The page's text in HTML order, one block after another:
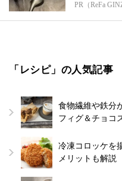
PR（ReFa
「レシピ」の人気記事
食物繊維や鉄分
フィグ＆チョコ
冷凍コロッケを
メリットも解説